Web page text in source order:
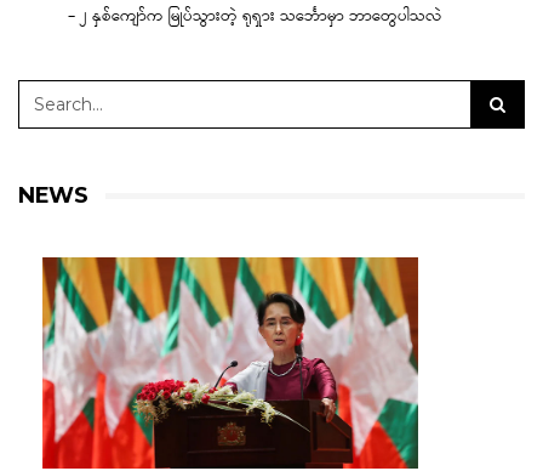
– ၂ နှစ်ကျော်က မြုပ်သွားတဲ့ ရုရှား သင်္ဘောမှာ ဘာတွေပါသလဲ
NEWS